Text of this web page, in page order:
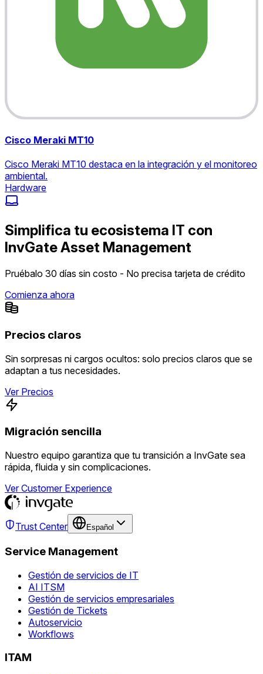
Cisco Meraki MT10
Cisco Meraki MT10 destaca en la integración y el monitoreo
ambiental.
Hardware
Simplifica tu ecosistema IT con
InvGate Asset Management
Pruébalo 30 días sin costo - No precisa tarjeta de crédito
Comienza ahora
Precios claros
Sin sorpresas ni cargos ocultos: solo precios claros que se
adaptan a tus necesidades.
Ver Precios
Migración sencilla
Nuestro equipo garantiza que tu transición a InvGate sea
rápida, fluida y sin complicaciones.
Ver Customer Experience
Trust Center Español
Service Management
Gestión de servicios de IT
AI ITSM
Gestión de servicios empresariales
Gestión de Tickets
Autoservicio
Workflows
ITAM